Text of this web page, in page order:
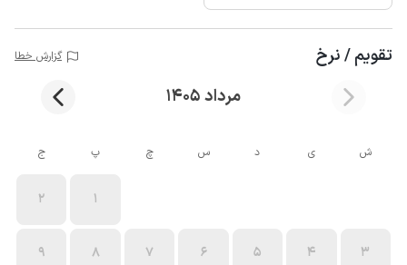
تقویم / نرخ گزارش خطا
مرداد 1405
ش ی د س چ پ ج
1
2
3
4
5
6
7
8
9